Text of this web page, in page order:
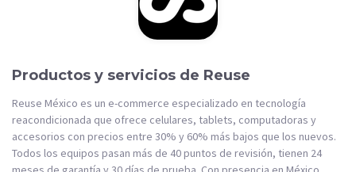
Productos y servicios de Reuse
Reuse México es un e-commerce especializado en tecnología
reacondicionada que ofrece celulares, tablets, computadoras y
accesorios con precios entre 30% y 60% más bajos que los nuevos.
Todos los equipos pasan más de 40 puntos de revisión, tienen 24